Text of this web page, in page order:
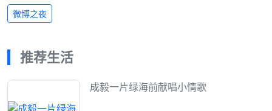
微博之夜
推荐生活
成毅一片绿海前献唱小情歌